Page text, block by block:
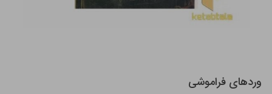
وردهای فراموشی